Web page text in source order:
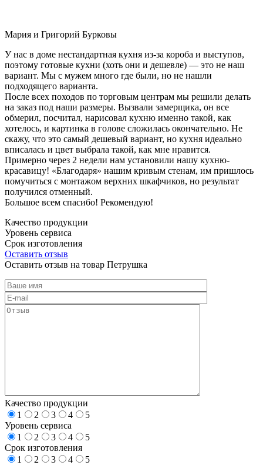
Мария и Григорий Бурковы
У нас в доме нестандартная кухня из-за короба и выступов,
поэтому готовые кухни (хоть они и дешевле) — это не наш
вариант. Мы с мужем много где были, но не нашли
подходящего варианта.
После всех походов по торговым центрам мы решили делать
на заказ под наши размеры. Вызвали замерщика, он все
обмерил, посчитал, нарисовал кухню именно такой, как
хотелось, и картинка в голове сложилась окончательно. Не
скажу, что это самый дешевый вариант, но кухня идеально
вписалась и цвет выбрала такой, как мне нравится.
Примерно через 2 недели нам установили нашу кухню-
красавицу! «Благодаря» нашим кривым стенам, им пришлось
помучиться с монтажом верхних шкафчиков, но результат
получился отменный.
Большое всем спасибо! Рекомендую!
Качество продукции
Уровень сервиса
Срок изготовления
Оставить отзыв
Оставить отзыв на товар Петрушка
Качество продукции
1
2 3 4
5
Уровень сервиса
1
2 3 4
5
Срок изготовления
1
2 3 4
5